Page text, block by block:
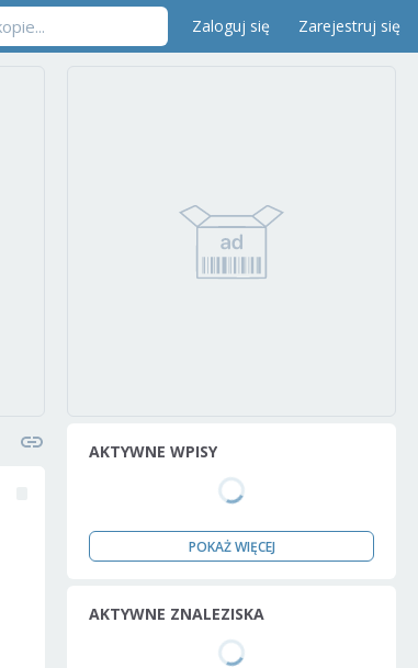
Zaloguj się Zarejestruj się
AKTYWNE WPISY
POKAŻ WIĘCEJ
AKTYWNE ZNALEZISKA